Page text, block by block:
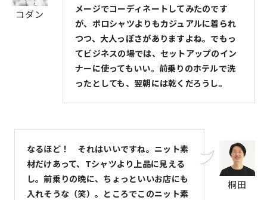
コダン
メージでコーディネートしてみたのです
が、ポロシャツよりもカジュアルに着られ
つつ、大人っぽさがありますよね。でもっ
てビジネスの場では、セットアップのイン
ナーに使ってもいい。前乗りのホテルで洗
ったとしても、翌朝には乾くだろうし。
桐田
なるほど！ それはいいですね。ニット素
材だけあって、Tシャツより上品に見える
し。前乗りの晩に、ちょっといいお店にも
入れそうな（笑）。ところでこのニット素